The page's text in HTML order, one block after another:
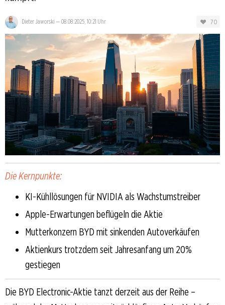
Dieter Jaworski — 08.08.2025, 10:21 Uhr 70
Die Kernpunkte:
KI-Kühllösungen für NVIDIA als Wachstumstreiber
Apple-Erwartungen beflügeln die Aktie
Mutterkonzern BYD mit sinkenden Autoverkäufen
Aktienkurs trotzdem seit Jahresanfang um 20%
gestiegen
Die BYD Electronic-Aktie tanzt derzeit aus der Reihe –